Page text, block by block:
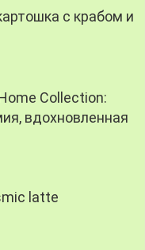
с крабом и
Collection:
вдохновленная
latte